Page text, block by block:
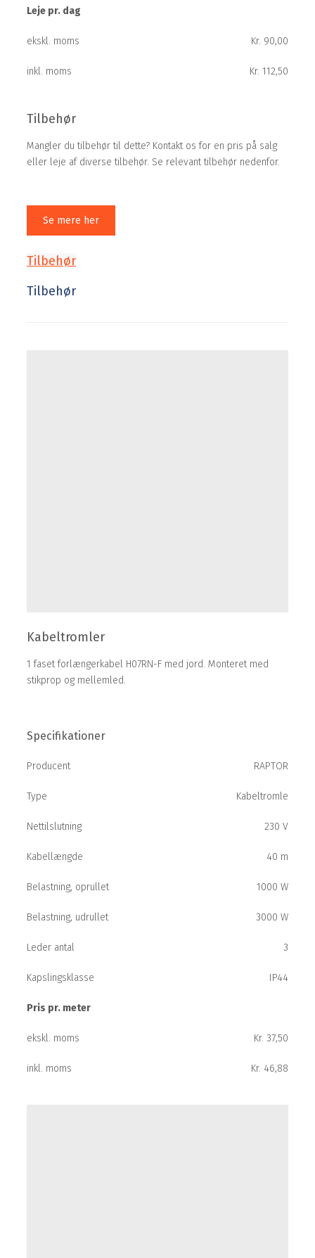
Leje pr. dag
ekskl. moms Kr. 90,00
inkl. moms Kr. 112,50
Tilbehør
Mangler du tilbehør til dette? Kontakt os for en pris på salg
eller leje af diverse tilbehør. Se relevant tilbehør nedenfor.
Se mere her
Tilbehør
Tilbehør
Kabeltromler
1 faset forlængerkabel H07RN-F med jord. Monteret med
stikprop og mellemled.
Specifikationer
Producent RAPTOR
Type Kabeltromle
Nettilslutning 230 V
Kabellængde 40 m
Belastning, oprullet 1000 W
Belastning, udrullet 3000 W
Leder antal 3
Kapslingsklasse IP44
Pris pr. meter
ekskl. moms Kr. 37,50
inkl. moms Kr. 46,88